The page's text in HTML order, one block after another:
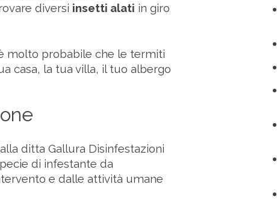
diversi insetti alati in giro
molto probabile che le termiti
casa, la tua villa, il tuo albergo
ditta Gallura Disinfestazioni
di infestante da
e dalle attività umane